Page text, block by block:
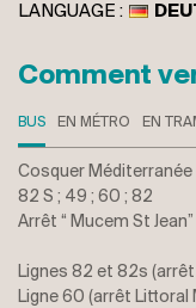
ENGLISH
Comment
BUS EN MÉTRO EN
Cosquer Méditerranée
82 S ; 49 ; 60 ; 82
Arrêt “ Mucem St Jean”
Lignes 82 et 82s
Ligne 60 (arrêt Littoral